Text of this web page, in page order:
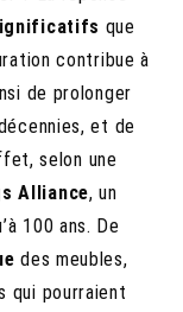
que
contribue à
de prolonger
et de
selon une
Alliance, un
100 ans. De
des meubles,
qui pourraient